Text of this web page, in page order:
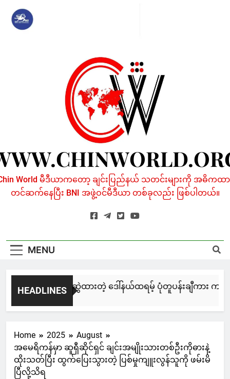
content
World မီဒီယာကတော့ ချင်းပြည်နယ် သတင်းများကို အဓိကထာ
တင်ဆက်နေပြီး BNI အဖွဲ့ဝင်မီဒီယာ တစ်ခုလည်း ဖြစ်ပါတယ်။
MENU
HEADLINES
မြင်းချေးနဲ့ ရေးဆွဲထားတဲ့ ဒေါ်နယ်ထရမ့် ပုံတူပန်းချီကား ကနေဒ
2 Days Ago
Home 2025
August
အမေရိကန်မှာ ဆူရှီဆိုင်ရှင် ချင်းအမျိုးသားတစ်ဦးကိုဓားနဲ့
ထိုးသတ်ပြီး ထွက်ပြေးသွားတဲ့ ပြစ်မှုကျူးလွန်သူကို ဖမ်းမိ
ပြီလို့သိရ